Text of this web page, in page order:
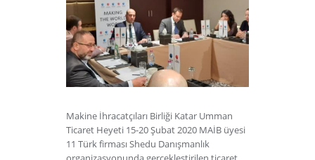
Makine İhracatçıları Birliği Katar Umman
Ticaret Heyeti 15-20 Şubat 2020 MAİB üyesi
11 Türk firması Shedu Danışmanlık